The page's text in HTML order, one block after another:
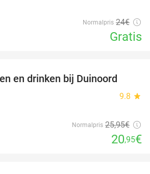
Normalpris 24€
Gratis
en drinken bij Duinoord
9.8 star
Normalpris 25,95€
20,95€